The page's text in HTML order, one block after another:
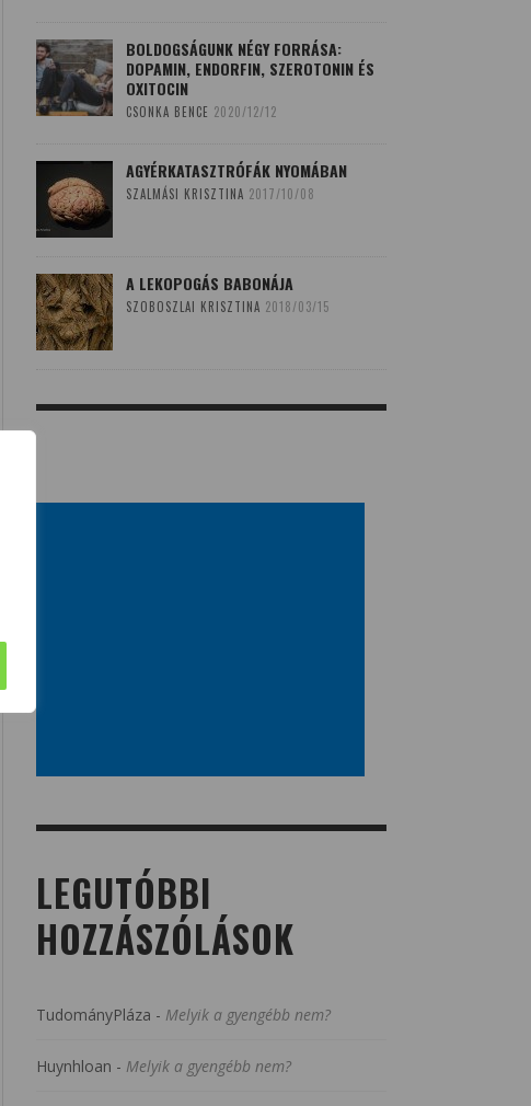
BOLDOGSÁGUNK NÉGY FORRÁSA:
DOPAMIN, ENDORFIN, SZEROTONIN ÉS
OXITOCIN
CSONKA BENCE 2020/12/12
AGYÉRKATASZTRÓFÁK NYOMÁBAN
SZALMÁSI KRISZTINA 2017/10/08
A LEKOPOGÁS BABONÁJA
SZOBOSZLAI KRISZTINA 2018/03/15
LEGUTÓBBI
HOZZÁSZÓLÁSOK
TudományPláza - Melyik a gyengébb nem?
Huynhloan - Melyik a gyengébb nem?